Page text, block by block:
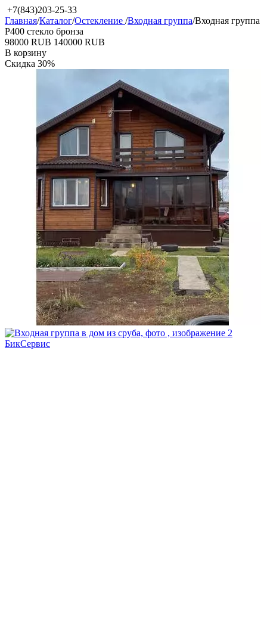
+7(843)203-25-33
Главная/Каталог/Остекление /Входная группа/Входная группа
P400 стекло бронза
‍98000‍ RUB ‍140000‍ RUB
В корзину
Скидка 30%